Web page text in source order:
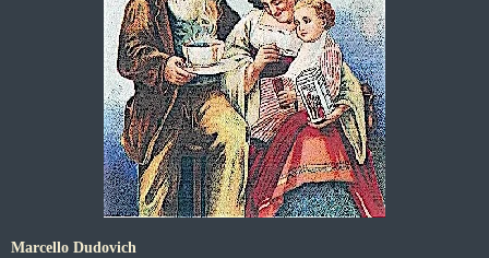
Marcello Dudovich